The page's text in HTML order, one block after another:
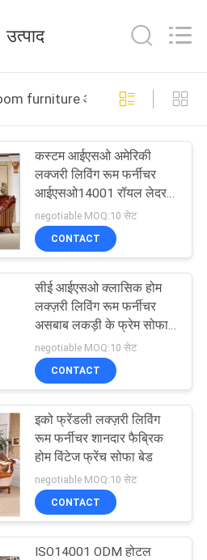
उत्पाद
furniture ऑनलाइन निर्माण
कस्टम आईएसओ अमेरिकी
लक्जरी लिविंग रूम फर्नीचर
आईएसओ14001 रॉयल लेदर
सोफा सेट
negotiable MOQ:10 सेट
CONTACT
सीई आईएसओ क्लासिक होम
लक्ज़री लिविंग रूम फर्नीचर
असबाब लकड़ी के फ्रेम सोफा
सेट
negotiable MOQ:10 सेट
CONTACT
इको फ्रेंडली लक्ज़री लिविंग
रूम फर्नीचर शानदार फैब्रिक
होम विंटेज फ्रेंच सोफा बेड
negotiable MOQ:10 सेट
CONTACT
ISO14001 ODM होटल